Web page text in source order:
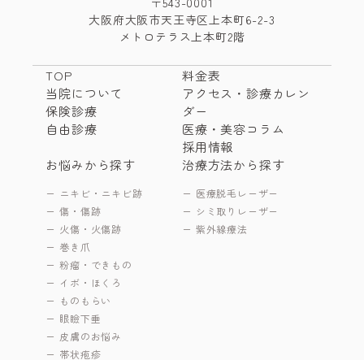
大阪府大阪市天王寺区上本町6-2-3
メトロテラス上本町2階
TOP
当院について
保険診療
自由診療
料金表
アクセス・診療カレン
ダー
医療・美容コラム
採用情報
お悩みから探す
ニキビ・ニキビ跡
傷・傷跡
火傷・火傷跡
巻き爪
粉瘤・できもの
イボ・ほくろ
ものもらい
眼瞼下垂
皮膚のお悩み
帯状疱疹
治療方法から探す
医療脱毛レーザー
シミ取りレーザー
紫外線療法